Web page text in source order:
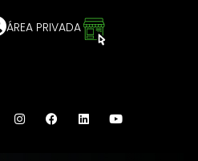
ÁREA PRIVADA